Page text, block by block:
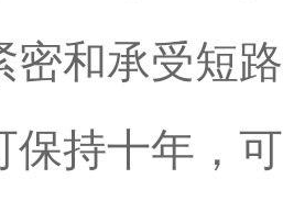
密和承受短
保持十年，